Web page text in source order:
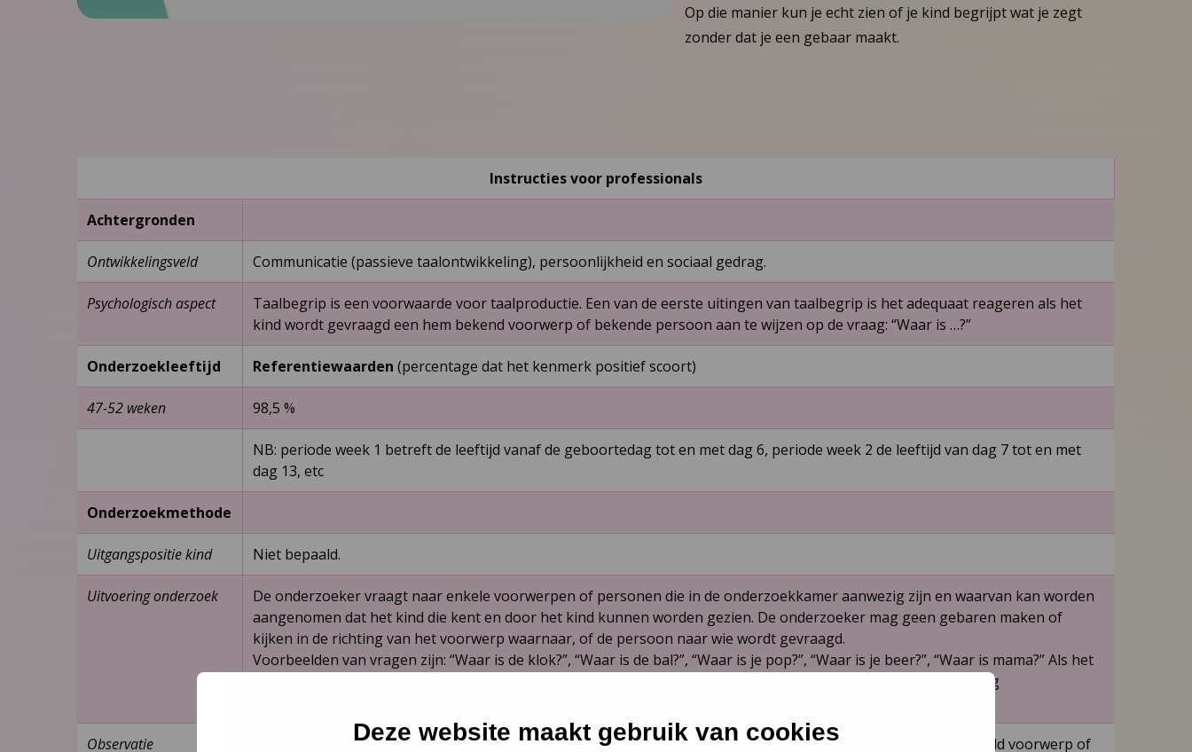
Deze website maakt gebruik van cookies
Op die manier kun je echt zien of je kind begrijpt wat je zegt
zonder dat je een gebaar maakt.
Instructies voor professionals
Achtergronden
Ontwikkelingsveld Communicatie (passieve taalontwikkeling), persoonlijkheid en sociaal gedrag.
Psychologisch aspect
Taalbegrip is een voorwaarde voor taalproductie. Een van de eerste uitingen van taalbegrip is het adequaat reageren als het
kind wordt gevraagd een hem bekend voorwerp of bekende persoon aan te wijzen op de vraag: “Waar is …?”
Onderzoekleeftijd Referentiewaarden (percentage dat het kenmerk positief scoort)
47-52 weken 98,5 %
NB: periode week 1 betreft de leeftijd vanaf de geboortedag tot en met dag 6, periode week 2 de leeftijd van dag 7 tot en met
dag 13, etc
Onderzoekmethode
Uitgangspositie kind Niet bepaald.
Uitvoering onderzoek
De onderzoeker vraagt naar enkele voorwerpen of personen die in de onderzoekkamer aanwezig zijn en waarvan kan worden
aangenomen dat het kind die kent en door het kind kunnen worden gezien. De onderzoeker mag geen gebaren maken of
kijken in de richting van het voorwerp waarnaar, of de persoon naar wie wordt gevraagd.
Voorbeelden van vragen zijn: “Waar is de klok?”, “Waar is de bal?”, “Waar is je pop?”, “Waar is je beer?”, “Waar is mama?” Als het
kind gewend is een bepaald voorwerp met kindertaal te benoemen (‘tik­tak’ voor klok), mag dit woord in de vraag
Observatie
De onderzoeker observeert of het kind adequaat (zie onder beoordeling) reageert op de vraag waar een bepaald voorwerp of